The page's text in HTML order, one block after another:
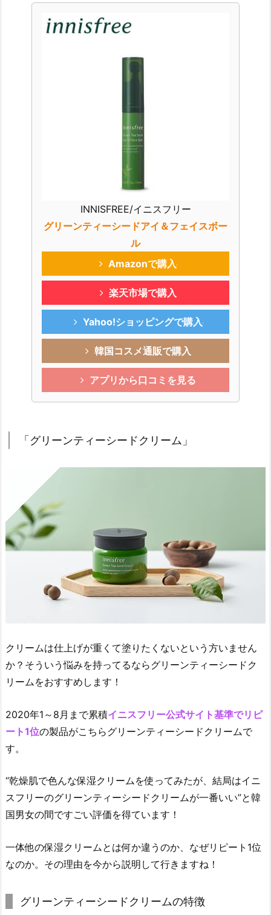
INNISFREE/イニスフリー
グリーンティーシードアイ＆フェイスボー
ル
Amazonで購入
楽天市場で購入
Yahoo!ショッピングで購入
韓国コスメ通販で購入
アプリから口コミを見る
「グリーンティーシードクリーム」
クリームは仕上げが重くて塗りたくないという方いません
か？そういう悩みを持ってるならグリーンティーシードク
リームをおすすめします！
2020年1～8月まで累積イニスフリー公式サイト基準でリピ
ート1位の製品がこちらグリーンティーシードクリームで
す。
“乾燥肌で色んな保湿クリームを使ってみたが、結局はイニ
スフリーのグリーンティーシードクリームが一番いい”と韓
国男女の間ですごい評価を得ています！
一体他の保湿クリームとは何か違うのか、なぜリピート1位
なのか。その理由を今から説明して行きますね！
グリーンティーシードクリームの特徴